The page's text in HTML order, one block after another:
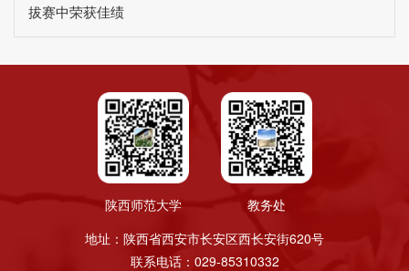
拔赛中荣获佳绩
陕西师范大学
教务处
地址：陕西省西安市长安区西长安街620号
联系电话：029-85310332